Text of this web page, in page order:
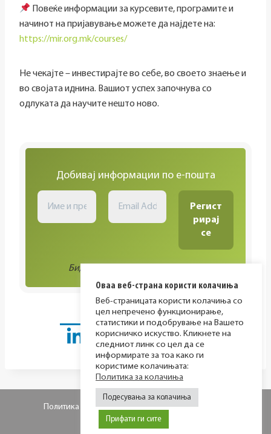
Повеќе информации за курсевите, програмите и
начинот на пријавување можете да најдете на:
https://mir.org.mk/courses/
Не чекајте – инвестирајте во себе, во своето знаење и
во својата иднина. Вашиот успех започнува со
одлуката да научите нешто ново.
Добивај информации по е-пошта
Биди во тек со сите активности!
© 2026 МИР фондација
Политика за приватност Политика за колачиња
Оваа веб-страна користи колачиња
Веб-страницата користи колачиња со
цел непречено функционирање,
статистики и подобрување на Вашето
корисничко искуство. Кликнете на
следниот линк со цел да се
информирате за тоа како ги
користиме колачињата:
Политика за колачиња
Подесувања за колачиња
Прифати ги сите